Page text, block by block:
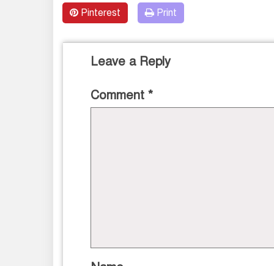
Pinterest Print
Leave a Reply
Comment *